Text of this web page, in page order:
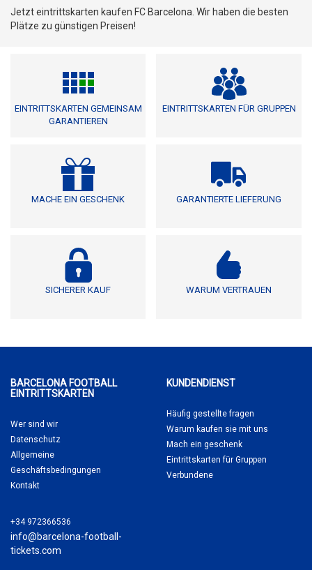
Jetzt eintrittskarten kaufen FC Barcelona. Wir haben die besten
Plätze zu günstigen Preisen!
EINTRITTSKARTEN GEMEINSAM
GARANTIEREN
EINTRITTSKARTEN FÜR GRUPPEN
MACHE EIN GESCHENK GARANTIERTE LIEFERUNG
SICHERER KAUF WARUM VERTRAUEN
BARCELONA FOOTBALL
EINTRITTSKARTEN
Wer sind wir
Datenschutz
Allgemeine
Geschäftsbedingungen
Kontakt
+34 972366536
info@barcelona-football-
tickets.com
KUNDENDIENST
Häufig gestellte fragen
Warum kaufen sie mit uns
Mach ein geschenk
Eintrittskarten für Gruppen
Verbundene